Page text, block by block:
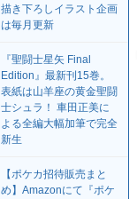
描き下ろしイラスト企画
は毎月更新
『聖闘士星矢 Final
Edition』最新刊15巻。
表紙は山羊座の黄金聖闘
士シュラ！ 車田正美に
よる全編大幅加筆で完全
新生
【ポケカ招待販売まと
め】Amazonにて『ポケ